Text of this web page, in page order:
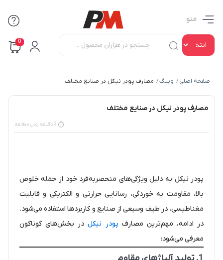
منو
0
صفحه اصلی / وبلاگ/ مصارف پودر نیکل در صنایع مختلف
مصارف پودر نیکل در صنایع مختلف
3 دقیقه زمان مطالعه
پودر نیکل به دلیل ویژگی‌های منحصربه‌فرد خود از جمله خلوص
بالا، مقاومت به خوردگی، رسانایی حرارتی و الکتریکی و قابلیت
مغناطیسی، در طیف وسیعی از صنایع و کاربردها استفاده می‌شود.
در ادامه، مهم‌ترین مصارف پودر نیکلدر بخش‌های گوناگون
معرفی می‌شود: